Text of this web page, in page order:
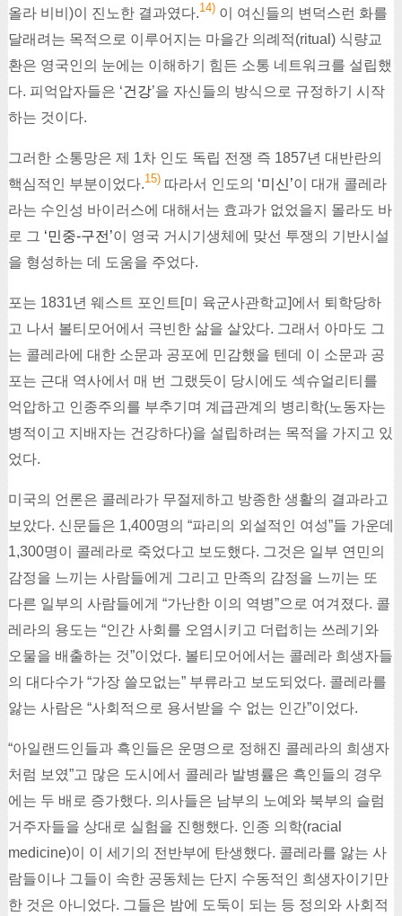
올라 비비)이 진노한 결과였다.14) 이 여신들의 변덕스런 화를
달래려는 목적으로 이루어지는 마을간 의례적(ritual) 식량교
환은 영국인의 눈에는 이해하기 힘든 소통 네트워크를 설립했
다. 피억압자들은 ‘건강’을 자신들의 방식으로 규정하기 시작
하는 것이다.
그러한 소통망은 제 1차 인도 독립 전쟁 즉 1857년 대반란의
핵심적인 부분이었다.15) 따라서 인도의 ‘미신’이 대개 콜레라
라는 수인성 바이러스에 대해서는 효과가 없었을지 몰라도 바
로 그 ‘민중-구전 ’이 영국 거시기생체에 맞선 투쟁의 기반시설
을 형성하는 데 도움을 주었다.
포는 1831년 웨스트 포인트[미 육군사관학교]에서 퇴학당하
고 나서 볼티모어에서 극빈한 삶을 살았다. 그래서 아마도 그
는 콜레라에 대한 소문과 공포에 민감했을 텐데 이 소문과 공
포는 근대 역사에서 매 번 그랬듯이 당시에도 섹슈얼리티를
억압하고 인종주의를 부추기며 계급관계의 병리학(노동자는
병적이고 지배자는 건강하다)을 설립하려는 목적을 가지고 있
었다.
미국의 언론은 콜레라가 무절제하고 방종한 생활의 결과라고
보았다. 신문들은 1,400명의 “파리의 외설적인 여성”들 가운데
1,300명이 콜레라로 죽었다고 보도했다. 그것은 일부 연민의
감정을 느끼는 사람들에게 그리고 만족의 감정을 느끼는 또
다른 일부의 사람들에게 “가난한 이의 역병”으로 여겨졌다. 콜
레라의 용도는 “인간 사회를 오염시키고 더럽히는 쓰레기와
오물을 배출하는 것”이었다. 볼티모어에서는 콜레라 희생자들
의 대다수가 “가장 쓸모없는” 부류라고 보도되었다. 콜레라를
앓는 사람은 “사회적으로 용서받을 수 없는 인간”이었다.
“아일랜드인들과 흑인들은 운명으로 정해진 콜레라의 희생자
처럼 보였”고 많은 도시에서 콜레라 발병률은 흑인들의 경우
에는 두 배로 증가했다. 의사들은 남부의 노예와 북부의 슬럼
거주자들을 상대로 실험을 진행했다. 인종 의학(racial
medicine)이 이 세기의 전반부에 탄생했다. 콜레라를 앓는 사
람들이나 그들이 속한 공동체는 단지 수동적인 희생자이기만
한 것은 아니었다. 그들은 밤에 도둑이 되는 등 정의와 사회적